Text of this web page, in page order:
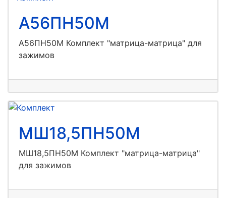
А56ПН50М
А56ПН50М Комплект "матрица-матрица" для
зажимов
МШ18,5ПН50М
МШ18,5ПН50М Комплект "матрица-матрица"
для зажимов